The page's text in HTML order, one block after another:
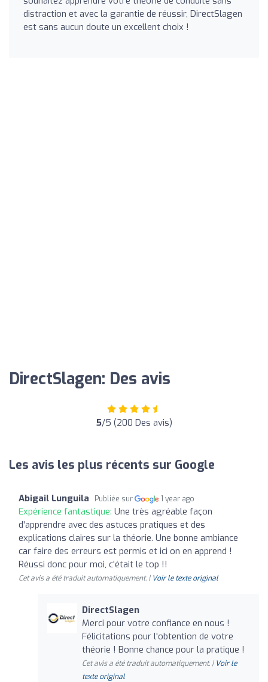
distraction et avec la garantie de réussir, DirectSlagen
est sans aucun doute un excellent choix !
DirectSlagen: Des avis
5/5 (200 Des avis)
Les avis les plus récents sur Google
Abigail Lunguila Publiée sur 1 year ago
Expérience fantastique: Une très agréable façon
d'apprendre avec des astuces pratiques et des
explications claires sur la théorie. Une bonne ambiance
car faire des erreurs est permis et ici on en apprend !
Réussi donc pour moi, c'était le top !!
Cet avis a été traduit automatiquement. | Voir le texte original
DirectSlagen
Merci pour votre confiance en nous !
Félicitations pour l'obtention de votre
théorie ! Bonne chance pour la pratique !
Cet avis a été traduit automatiquement. | Voir le
texte original